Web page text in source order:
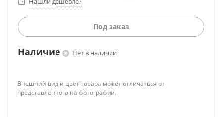
Под заказ
Наличие Нет в наличии
Внешний вид и цвет товара может отличаться от
представленного на фотографии.